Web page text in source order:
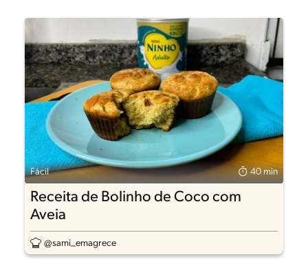
Fácil 40 min
Receita de Bolinho de Coco com
Aveia
@sami_emagrece